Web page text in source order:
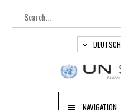
DEUTSCH
NAVIGATION